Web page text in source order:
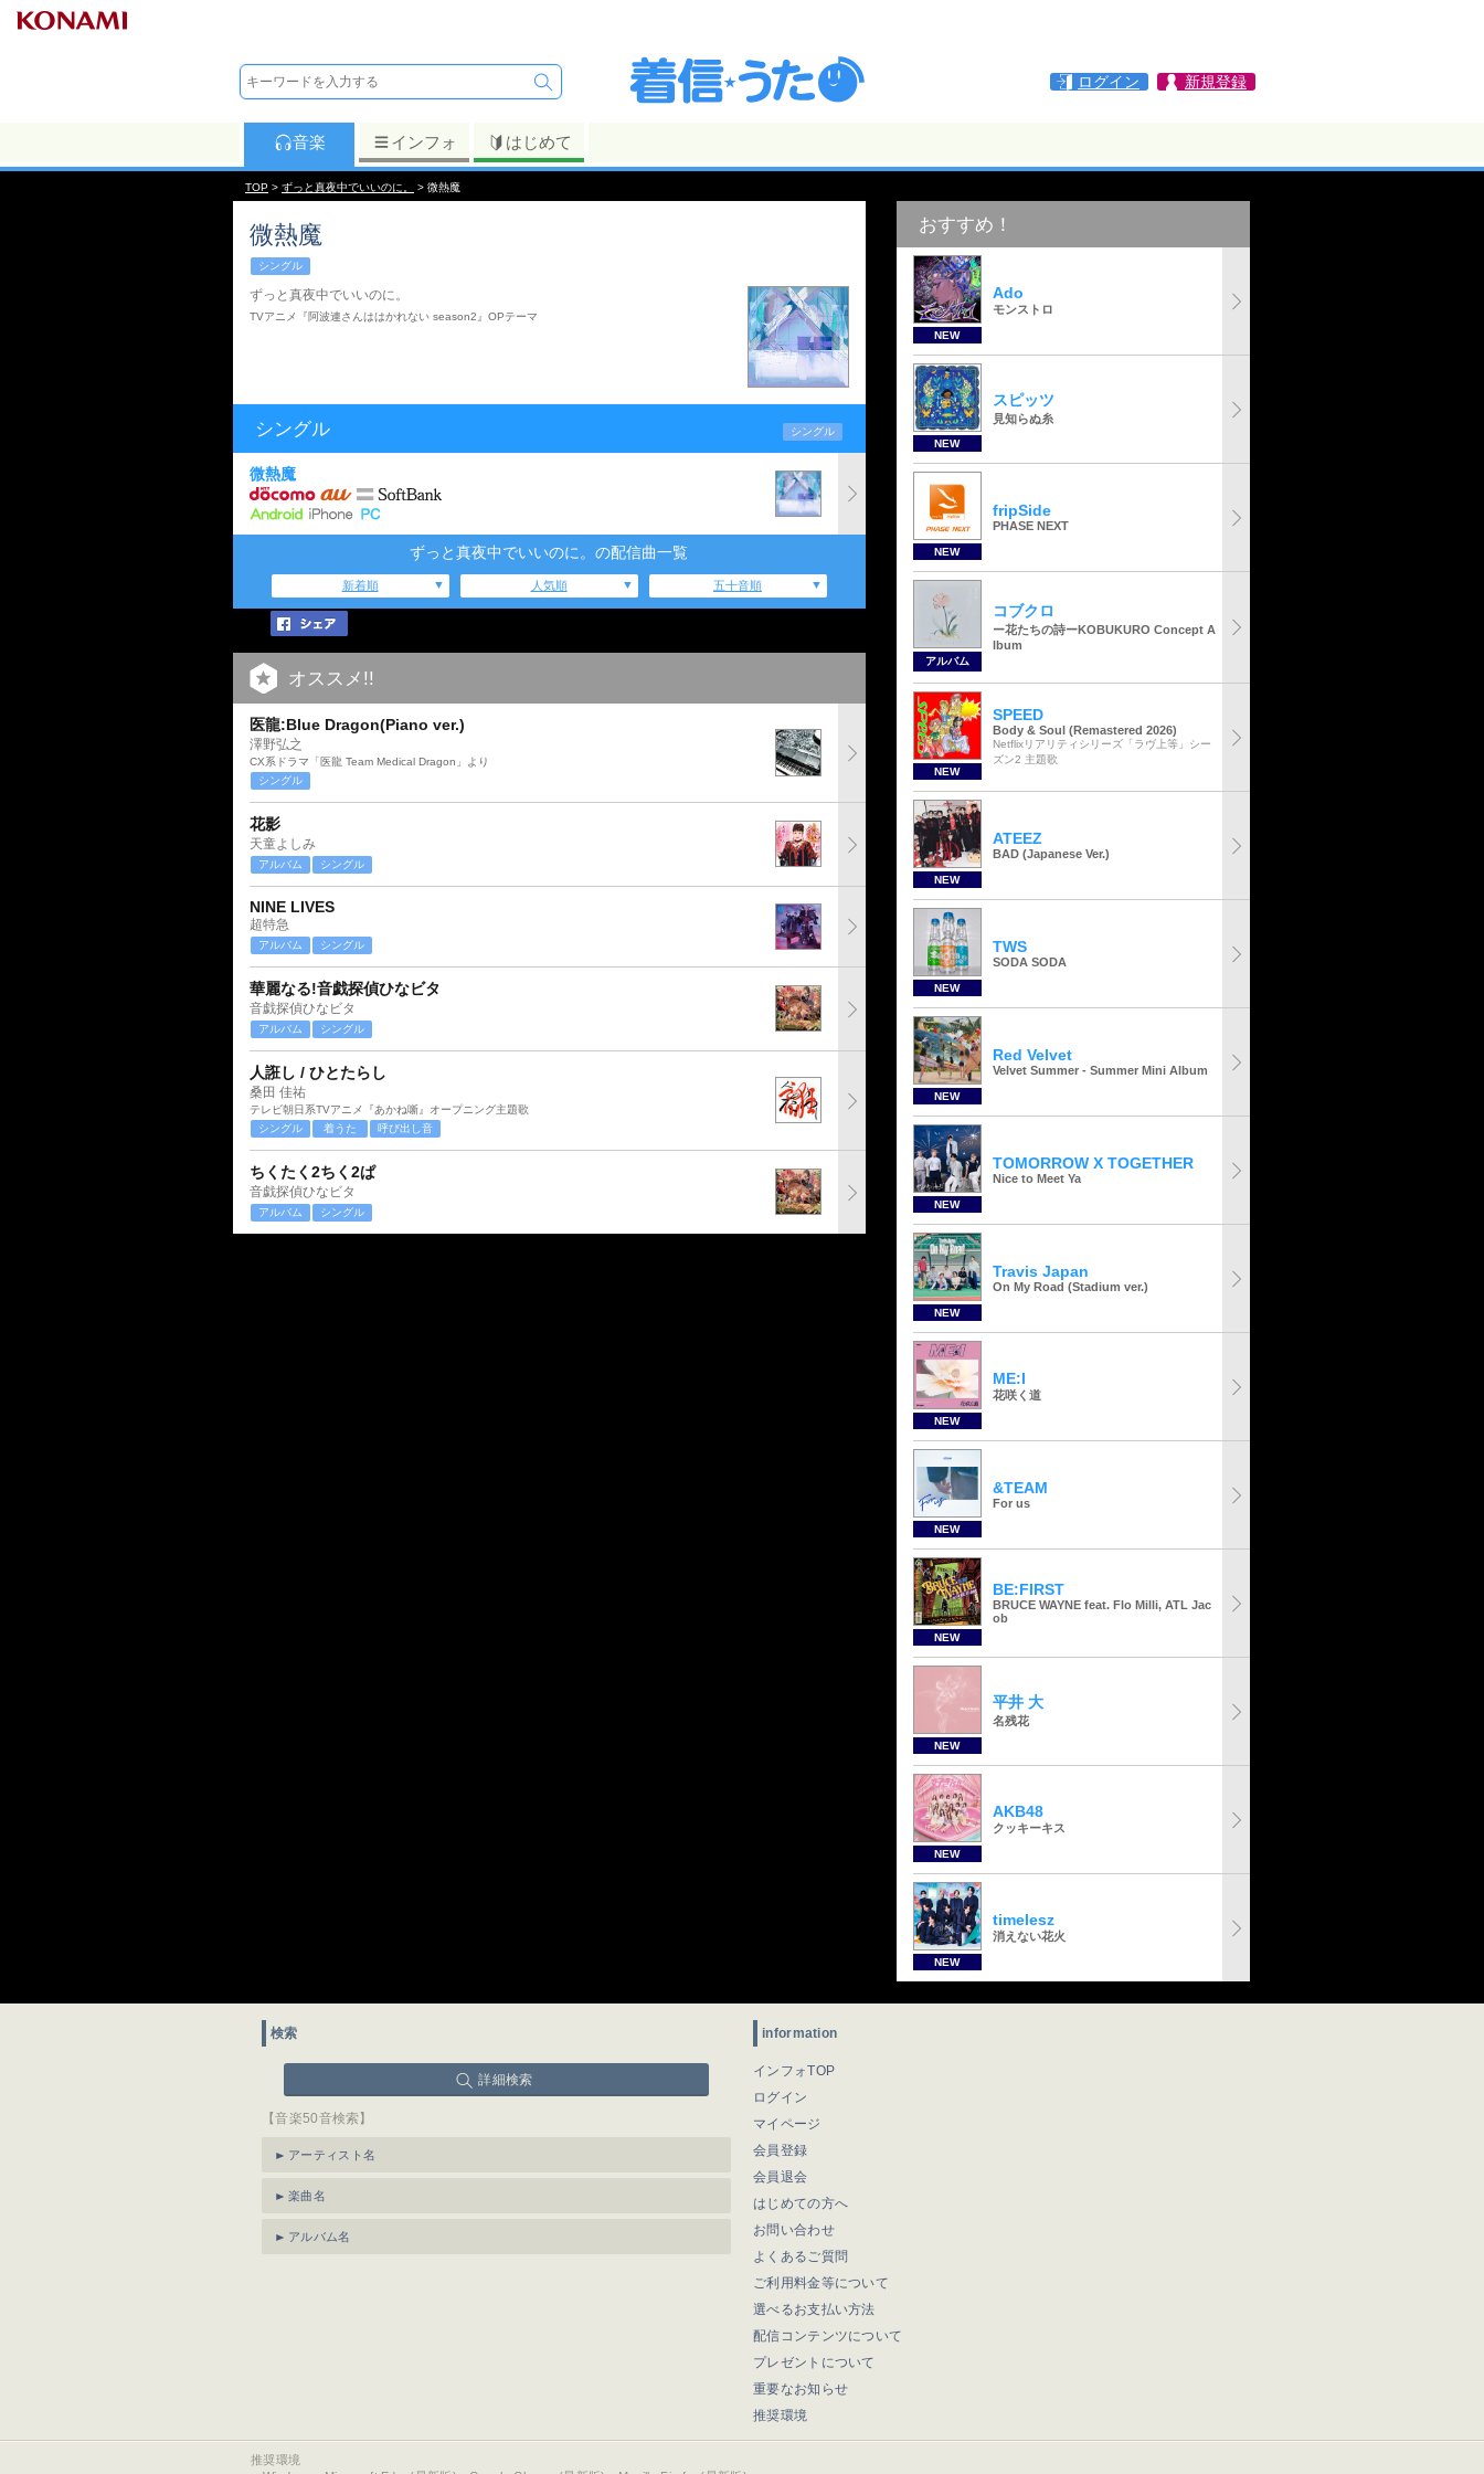
ログイン 新規登録
音楽 インフォ はじめて
TOP > ずっと真夜中でいいのに。 > 微熱魔
微熱魔
シングル
ずっと真夜中でいいのに。
TVアニメ『阿波連さんははかれない season2』OPテーマ
シングル シングル
微熱魔
ずっと真夜中でいいのに。の配信曲一覧
新着順 人気順 五十音順
オススメ!!
医龍:Blue Dragon(Piano ver.)
澤野弘之
CX系ドラマ「医龍 Team Medical Dragon」より
シングル
花影
天童よしみ
アルバム シングル
NINE LIVES
超特急
アルバム シングル
華麗なる!音戯探偵ひなビタ
音戯探偵ひなビタ
アルバム シングル
人誑し / ひとたらし
桑田 佳祐
テレビ朝日系TVアニメ『あかね噺』オープニング主題歌
シングル
着うた 呼び出し音
ちくたく2ちく2ぱ
音戯探偵ひなビタ
アルバム シングル
おすすめ！
NEW
Ado
モンストロ
NEW
スピッツ
見知らぬ糸
NEW
fripSide
PHASE NEXT
アルバム
コブクロ
ー花たちの詩ーKOBUKURO Concept A
lbum
NEW
SPEED
Body & Soul (Remastered 2026)
Netflixリアリティシリーズ「ラヴ上等」シー
ズン2 主題歌
NEW
ATEEZ
BAD (Japanese Ver.)
NEW
TWS
SODA SODA
NEW
Red Velvet
Velvet Summer - Summer Mini Album
NEW
TOMORROW X TOGETHER
Nice to Meet Ya
NEW
Travis Japan
On My Road (Stadium ver.)
NEW
ME:I
花咲く道
NEW
&TEAM
For us
NEW
BE:FIRST
BRUCE WAYNE feat. Flo Milli, ATL Jac
ob
NEW
平井 大
名残花
NEW
AKB48
クッキーキス
NEW
timelesz
消えない花火
検索
詳細検索
【音楽50音検索】
アーティスト名
楽曲名
アルバム名
information
インフォTOP
ログイン
マイページ
会員登録
会員退会
はじめての方へ
お問い合わせ
よくあるご質問
ご利用料金等について
選べるお支払い方法
配信コンテンツについて
プレゼントについて
重要なお知らせ
推奨環境
推奨環境